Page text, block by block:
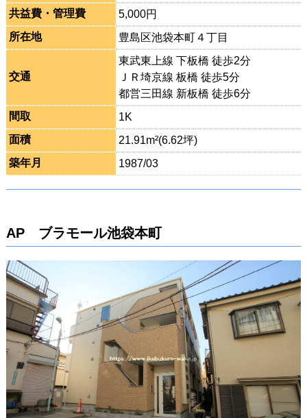
共益費・管理費
5,000円
所在地
豊島区池袋本町４丁目
交通
東武東上線 下板橋 徒歩2分
ＪＲ埼京線 板橋 徒歩5分
都営三田線 新板橋 徒歩6分
間取
1K
面積
21.91m²(6.62坪)
築年月
1987/03
AP ブラモール池袋本町